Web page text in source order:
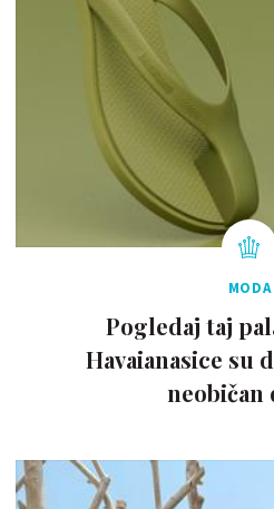
MODA
Pogledaj taj
Havaianasice su
neobičan